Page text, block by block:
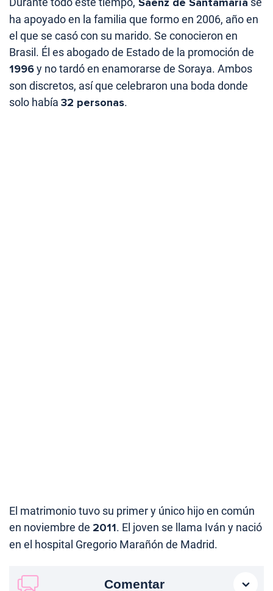
ha apoyado en la familia que formo en 2006, año en
el que se casó con su marido. Se conocieron en
Brasil. Él es abogado de Estado de la promoción de
1996y no tardó en enamorarse de Soraya. Ambos
son discretos, así que celebraron una boda donde
solo había 32 personas.
El matrimonio tuvo su primer y único hijo en común
en noviembre de 2011. El joven se llama Iván y nació
en el hospital Gregorio Marañón de Madrid.
Comentar